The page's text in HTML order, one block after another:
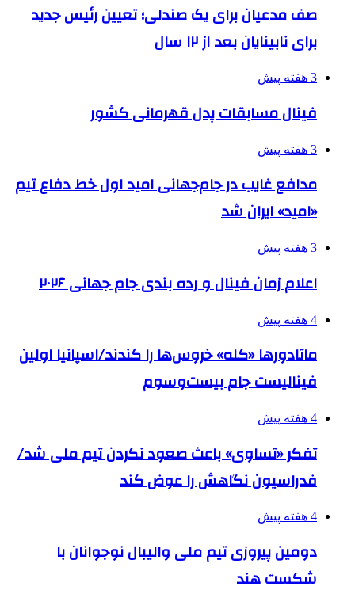
صف مدعیان برای یک صندلی؛ تعیین رئیس جدید
برای نابینایان بعد از ۱۲ سال
3 هفته پیش
فینال مسابقات پدل قهرمانی کشور
3 هفته پیش
مدافع غایب در جام‌جهانی امید اول خط دفاع تیم
«امید» ایران شد
3 هفته پیش
اعلام زمان فینال و رده بندی جام جهانی ۲۰۲۶
4 هفته پیش
ماتادورها «کله» خروس‌ها را کندند/اسپانیا اولین
فینالیست جام بیست‌وسوم
4 هفته پیش
تفکر «تساوی» باعث صعود نکردن تیم ملی شد/
فدراسیون نگاهش را عوض کند
4 هفته پیش
دومین پیروزی تیم ملی والیبال نوجوانان با
شکست هند